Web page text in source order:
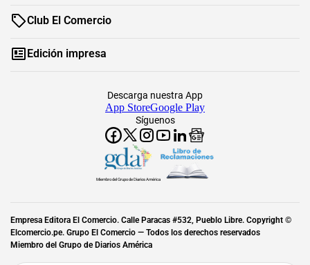
Club El Comercio
Edición impresa
Síguenos
Descarga nuestra App
App StoreGoogle Play
Miembro del Grupo de Diarios América
Empresa Editora El Comercio. Calle Paracas #532, Pueblo Libre. Copyright ©
Elcomercio.pe. Grupo El Comercio — Todos los derechos reservados
Miembro del Grupo de Diarios América